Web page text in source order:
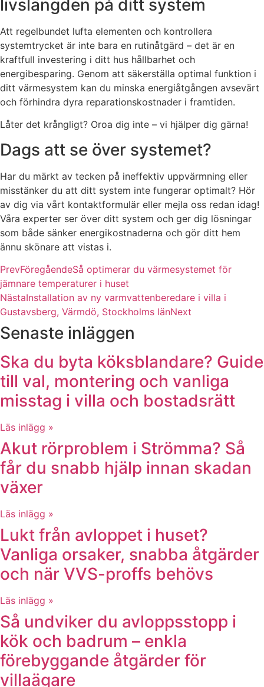
livslängden på ditt system
Att regelbundet lufta elementen och kontrollera
systemtrycket är inte bara en rutinåtgärd – det är en
kraftfull investering i ditt hus hållbarhet och
energibesparing. Genom att säkerställa optimal funktion i
ditt värmesystem kan du minska energiåtgången avsevärt
och förhindra dyra reparationskostnader i framtiden.
Låter det krångligt? Oroa dig inte – vi hjälper dig gärna!
Dags att se över systemet?
Har du märkt av tecken på ineffektiv uppvärmning eller
misstänker du att ditt system inte fungerar optimalt? Hör
av dig via vårt kontaktformulär eller mejla oss redan idag!
Våra experter ser över ditt system och ger dig lösningar
som både sänker energikostnaderna och gör ditt hem
ännu skönare att vistas i.
PrevFöregåendeSå optimerar du värmesystemet för
jämnare temperaturer i huset
NästaInstallation av ny varmvattenberedare i villa i
Gustavsberg, Värmdö, Stockholms länNext
Senaste inläggen
Ska du byta köksblandare? Guide
till val, montering och vanliga
misstag i villa och bostadsrätt
Läs inlägg »
Akut rörproblem i Strömma? Så
får du snabb hjälp innan skadan
växer
Läs inlägg »
Lukt från avloppet i huset?
Vanliga orsaker, snabba åtgärder
och när VVS-proffs behövs
Läs inlägg »
Så undviker du avloppsstopp i
kök och badrum – enkla
förebyggande åtgärder för
villaägare